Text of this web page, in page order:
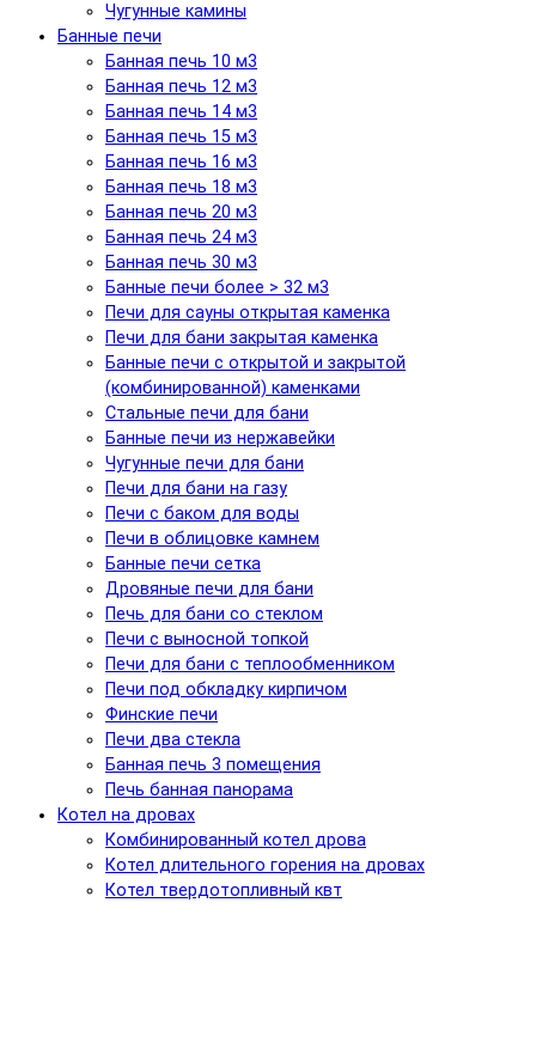
Чугунные камины
Банные печи
Банная печь 10 м3
Банная печь 12 м3
Банная печь 14 м3
Банная печь 15 м3
Банная печь 16 м3
Банная печь 18 м3
Банная печь 20 м3
Банная печь 24 м3
Банная печь 30 м3
Банные печи более > 32 м3
Печи для сауны открытая каменка
Печи для бани закрытая каменка
Банные печи с открытой и закрытой
(комбинированной) каменками
Стальные печи для бани
Банные печи из нержавейки
Чугунные печи для бани
Печи для бани на газу
Печи с баком для воды
Печи в облицовке камнем
Банные печи сетка
Дровяные печи для бани
Печь для бани со стеклом
Печи с выносной топкой
Печи для бани с теплообменником
Печи под обкладку кирпичом
Финские печи
Печи два стекла
Банная печь 3 помещения
Печь банная панорама
Котел на дровах
Комбинированный котел дрова
Котел длительного горения на дровах
Котел твердотопливный квт